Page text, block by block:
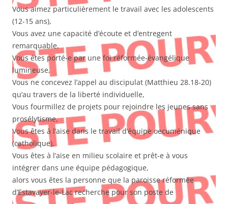
Vous aimez particulièrement le travail avec les adolescents
(12-15 ans),
Vous avez une capacité d’écoute et d’entregent
remarquable,
Vous êtes porté-e par une foi réformée-évangélique
lumineuse,
Vous ne concevez l’appel au discipulat (Matthieu 28.18-20)
qu’au travers de la liberté individuelle,
Vous fourmillez de projets pour rejoindre les jeunes sans
prosélytisme,
Vous êtes à l’aise dans le travail d’équipe oecuménique
(catholique),
Vous êtes à l’aise en milieu scolaire et prêt-e à vous
intégrer dans une équipe pédagogique,
alors vous êtes la personne que la paroisse réformée
d’Estavayer-le-Lac recherche pour son poste de